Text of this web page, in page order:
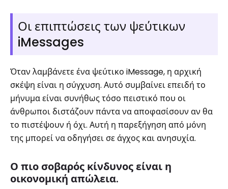
Οι επιπτώσεις των ψεύτικων
iMessages
Όταν λαμβάνετε ένα ψεύτικο iMessage, η αρχική
σκέψη είναι η σύγχυση. Αυτό συμβαίνει επειδή το
μήνυμα είναι συνήθως τόσο πειστικό που οι
άνθρωποι διστάζουν πάντα να αποφασίσουν αν θα
το πιστέψουν ή όχι. Αυτή η παρεξήγηση από μόνη
της μπορεί να οδηγήσει σε άγχος και ανησυχία.
Ο πιο σοβαρός κίνδυνος είναι η
οικονομική απώλεια.